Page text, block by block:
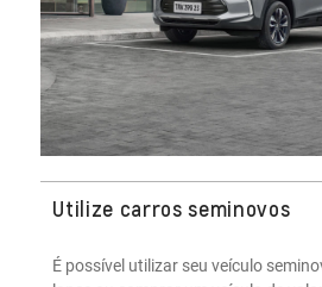
Utilize carros seminovos
É possível utilizar seu veículo